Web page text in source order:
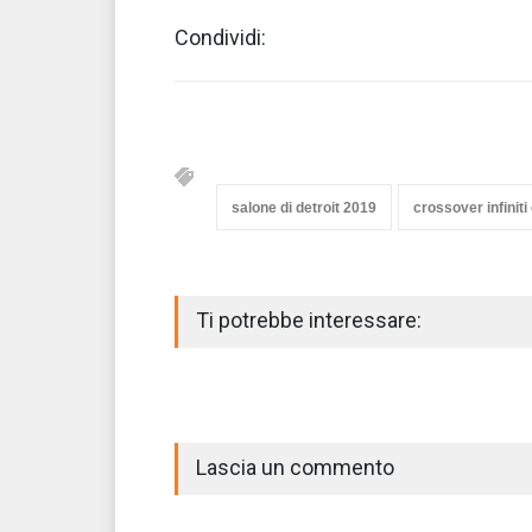
Condividi:
salone di detroit 2019 crossover infiniti
Ti potrebbe interessare:
Lascia un commento